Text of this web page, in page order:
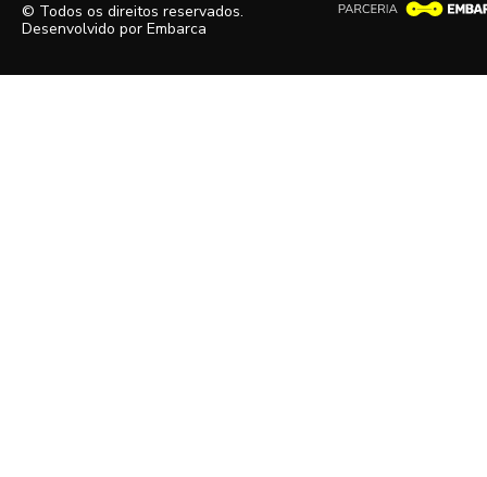
© Todos os direitos reservados.
Desenvolvido por Embarca